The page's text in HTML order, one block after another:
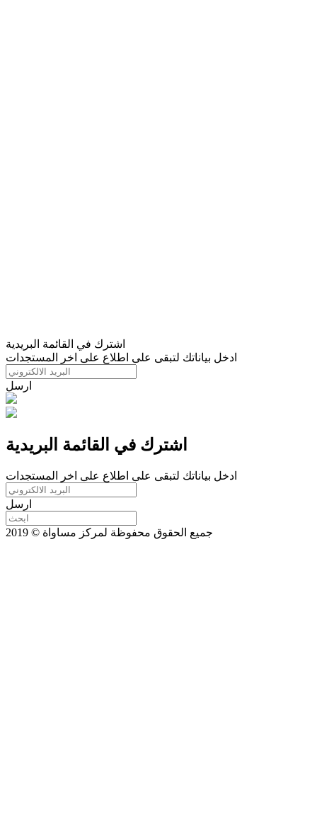
اشترك في القائمة البريدية
ادخل بياناتك لتبقى على اطلاع على اخر المستجدات
ارسل
اشترك في القائمة البريدية
ادخل بياناتك لتبقى على اطلاع على اخر المستجدات
ارسل
جميع الحقوق محفوظة لمركز مساواة © 2019